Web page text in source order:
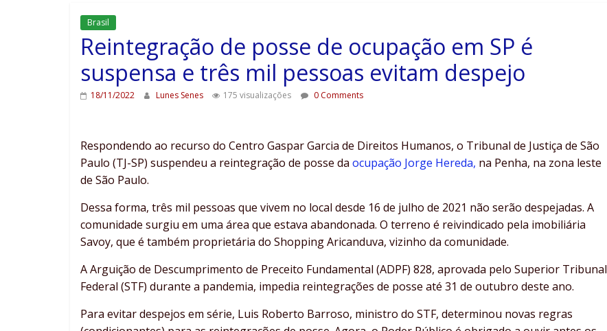
Brasil
Reintegração de posse de ocupação em SP é
suspensa e três mil pessoas evitam despejo
18/11/2022 Lunes Senes 175 visualizações 0 Comments
Respondendo ao recurso do Centro Gaspar Garcia de Direitos Humanos, o Tribunal de Justiça de São
Paulo (TJ-SP) suspendeu a reintegração de posse da ocupação Jorge Hereda, na Penha, na zona leste
de São Paulo.
Dessa forma, três mil pessoas que vivem no local desde 16 de julho de 2021 não serão despejadas. A
comunidade surgiu em uma área que estava abandonada. O terreno é reivindicado pela imobiliária
Savoy, que é também proprietária do Shopping Aricanduva, vizinho da comunidade.
A Arguição de Descumprimento de Preceito Fundamental (ADPF) 828, aprovada pelo Superior Tribunal
Federal (STF) durante a pandemia, impedia reintegrações de posse até 31 de outubro deste ano.
Para evitar despejos em série, Luis Roberto Barroso, ministro do STF, determinou novas regras